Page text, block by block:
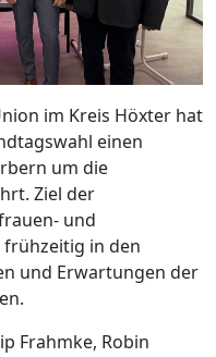
im Kreis Höxter hat
einen
um die
Ziel der
und
frühzeitig in den
und Erwartungen der
Frahmke, Robin